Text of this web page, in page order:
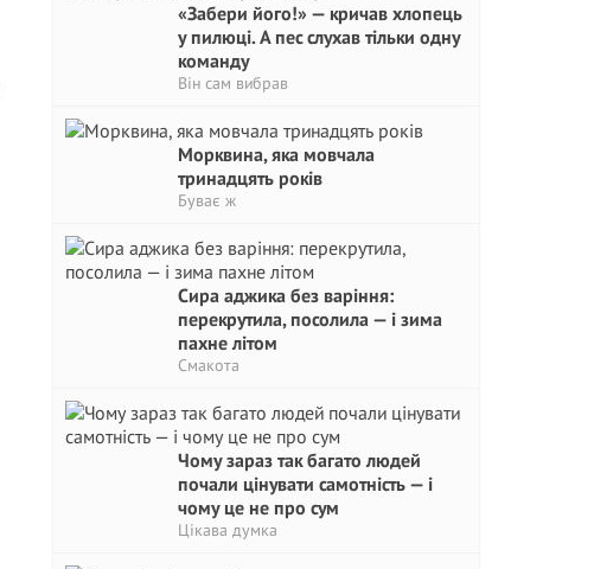
«Забери його!» — кричав хлопець
у пилюці. А пес слухав тільки одну
команду
Він сам вибрав
Морквина, яка мовчала
тринадцять років
Буває ж
Сира аджика без варіння:
перекрутила, посолила — і зима
пахне літом
Смакота
Чому зараз так багато людей
почали цінувати самотність — і
чому це не про сум
Цікава думка